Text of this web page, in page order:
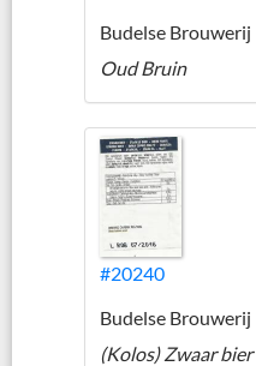
Budelse Brouwerij
Oud Bruin
#20240
Budelse Brouwerij
(Kolos) Zwaar bier